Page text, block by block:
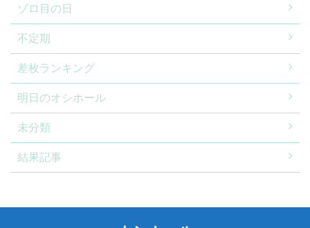
ゾロ目の日
不定期
差枚ランキング
明日のオシホール
未分類
結果記事